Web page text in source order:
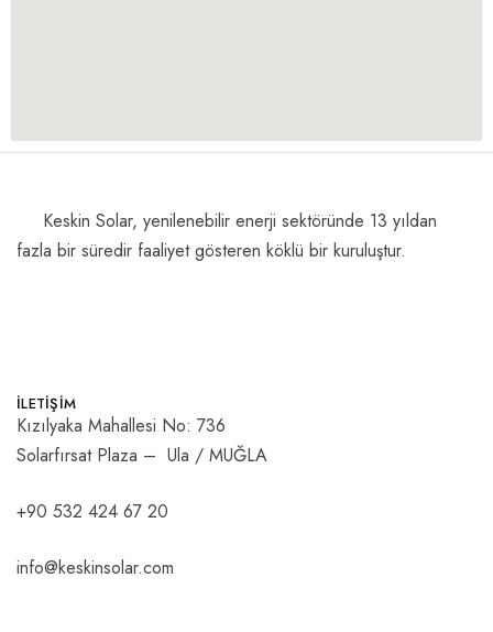
Keskin Solar, yenilenebilir enerji sektöründe 13 yıldan
fazla bir süredir faaliyet gösteren köklü bir kuruluştur.
İLETİŞİM
Kızılyaka Mahallesi No: 736
Solarfırsat Plaza – Ula / MUĞLA
+90 532 424 67 20
info@keskinsolar.com